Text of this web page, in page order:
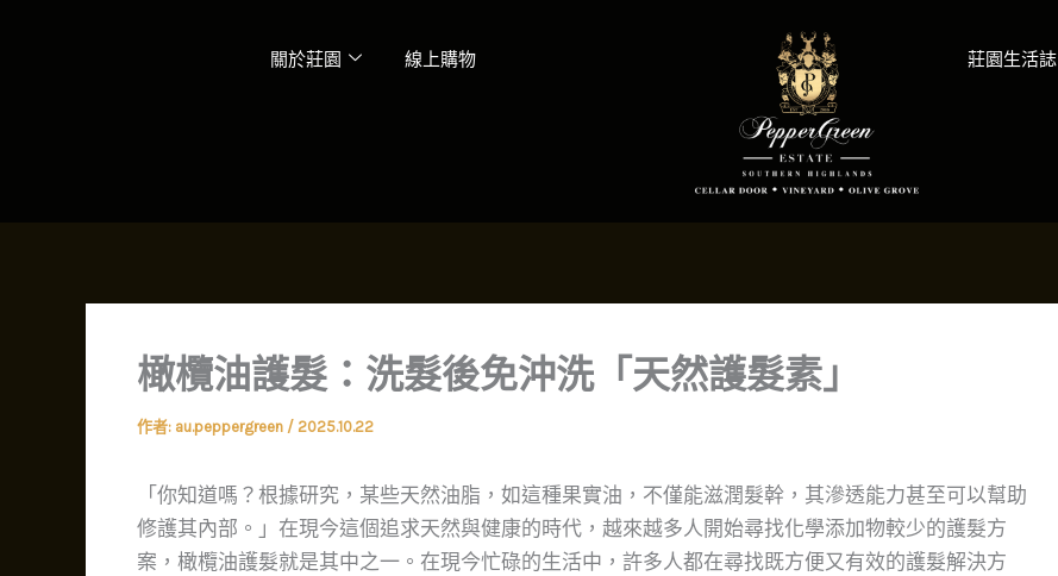
關於莊園 線上購物 莊園生活誌
橄欖油護髮：洗髮後免沖洗「天然護髮素」
作者: au.peppergreen / 2025.10.22
「你知道嗎？根據研究，某些天然油脂，如這種果實油，不僅能滋潤髮幹，其滲透能力甚至可以幫助
修護其內部。」在現今這個追求天然與健康的時代，越來越多人開始尋找化學添加物較少的護髮方
案，橄欖油護髮就是其中之一。在現今忙碌的生活中，許多人都在尋找既方便又有效的護髮解決方